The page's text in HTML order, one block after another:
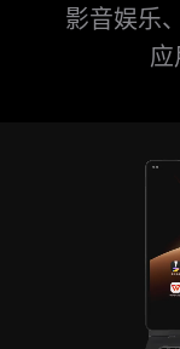
影音娱乐
应